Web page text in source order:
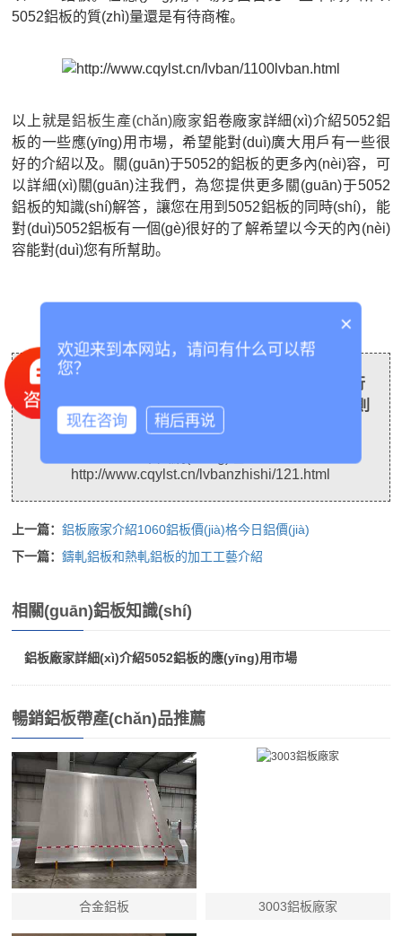
5052鋁板的質(zhì)量還是有待商榷。
以上就是鋁板生產(chǎn)廠家鋁卷廠家詳細(xì)介紹5052鋁
板的一些應(yīng)用市場，希望能對(duì)廣大用戶有一些很
好的介紹以及。關(guān)于5052的鋁板的更多內(nèi)容，可
以詳細(xì)關(guān)注我們，為您提供更多關(guān)于5052
鋁板的知識(shí)解答，讓您在用到5052鋁板的同時(shí)，能
對(duì)5052鋁板有一個(gè)很好的了解希望以今天的內(nèi)
容能對(duì)您有所幫助。
版權(quán)保護(hù)：本文由 泰誠鋁業(yè) 進(jìn)行
創(chuàng)做，轉(zhuǎn)載請(qǐng)保留鏈接，否則
將追究法律責(zé)任
http://www.cqylst.cn/lvbanzhishi/121.html
上一篇：鋁板廠家介紹1060鋁板價(jià)格今日鋁價(jià)
下一篇：鑄軋鋁板和熱軋鋁板的加工工藝介紹
相關(guān)鋁板知識(shí)
鋁板廠家詳細(xì)介紹5052鋁板的應(yīng)用市場
暢銷鋁板帶產(chǎn)品推薦
合金鋁板 3003鋁板廠家
×
欢迎来到本网站，请问有什么可以帮
您？
现在咨询 稍后再说